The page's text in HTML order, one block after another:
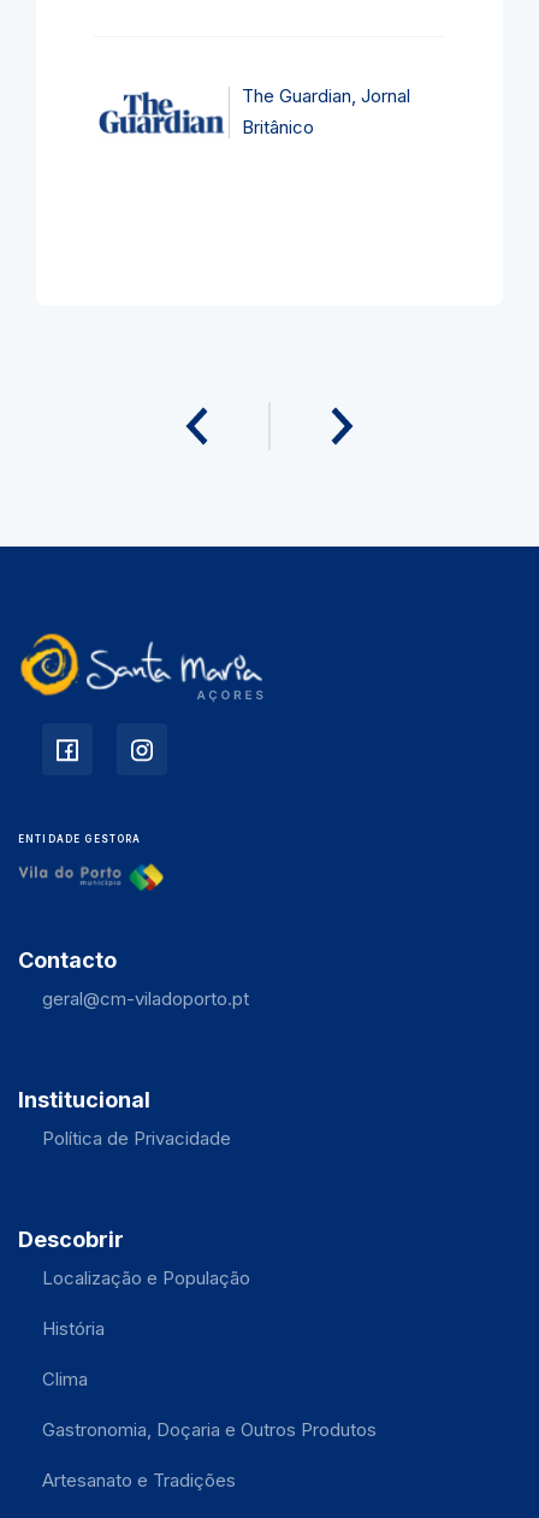
The Guardian, Jornal
Britânico
ENTIDADE GESTORA
Contacto
geral@cm-viladoporto.pt
Institucional
Política de Privacidade
Descobrir
Localização e População
História
Clima
Gastronomia, Doçaria e Outros Produtos
Artesanato e Tradições